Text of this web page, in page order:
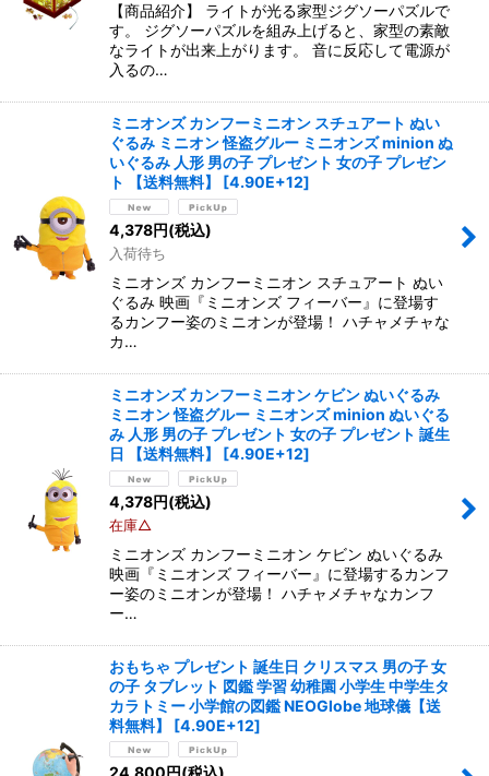
【商品紹介】 ライトが光る家型ジグソーパズルで
す。 ジグソーパズルを組み上げると、家型の素敵
なライトが出来上がります。 音に反応して電源が
入るの…
ミニオンズ カンフーミニオン スチュアート ぬい
ぐるみ ミニオン 怪盗グルー ミニオンズ minion ぬ
いぐるみ 人形 男の子 プレゼント 女の子 プレゼン
ト 【送料無料】
[4.90E+12]
4,378円(税込)
入荷待ち
ミニオンズ カンフーミニオン スチュアート ぬい
ぐるみ 映画『ミニオンズ フィーバー』に登場す
るカンフー姿のミニオンが登場！ ハチャメチャな
カ…
ミニオンズ カンフーミニオン ケビン ぬいぐるみ
ミニオン 怪盗グルー ミニオンズ minion ぬいぐる
み 人形 男の子 プレゼント 女の子 プレゼント 誕生
日 【送料無料】
[4.90E+12]
4,378円(税込)
在庫△
ミニオンズ カンフーミニオン ケビン ぬいぐるみ
映画『ミニオンズ フィーバー』に登場するカンフ
ー姿のミニオンが登場！ ハチャメチャなカンフ
ー…
おもちゃ プレゼント 誕生日 クリスマス 男の子 女
の子 タブレット 図鑑 学習 幼稚園 小学生 中学生タ
カラトミー 小学館の図鑑 NEOGlobe 地球儀【送
料無料】
[4.90E+12]